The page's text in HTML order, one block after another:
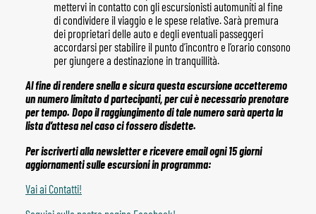
mettervi in contatto con gli escursionisti automuniti al fine
di condividere il viaggio e le spese relative. Sarà premura
dei proprietari delle auto e degli eventuali passeggeri
accordarsi per stabilire il punto d’incontro e l’orario consono
per giungere a destinazione in tranquillità.
Al fine di rendere snella e sicura questa escursione accetteremo
un numero limitato dpartecipanti, per cui è necessario prenotare
per tempo. Dopo il raggiungimento di talenumero sarà aperta la
lista d’attesa nel caso ci fossero disdette.
Per iscriverti alla newsletter e ricevere email ogni 15 giorni
aggiornamenti sulle escursioni in programma:
Vai ai Contatti!